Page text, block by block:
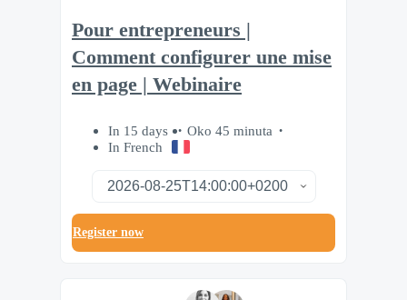
Pour entrepreneurs |
Comment configurer une mise
en page | Webinaire
In 15 days
Oko 45 minuta
In French
Register now